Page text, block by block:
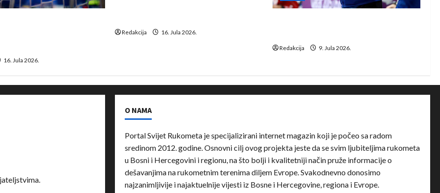
16. Jula 2026.
Redakcija 16. Jula 2026.
Redakcija 9. Jula 2026.
O NAMA
Portal Svijet Rukometa je specijalizirani internet magazin koji je počeo sa radom
sredinom 2012. godine. Osnovni cilj ovog projekta jeste da se svim ljubiteljima rukometa
u Bosni i Hercegovini i regionu, na što bolji i kvalitetniji način pruže informacije o
dešavanjima na rukometnim terenima diljem Evrope. Svakodnevno donosimo
najzanimljivije i najaktuelnije vijesti iz Bosne i Hercegovine, regiona i Evrope.